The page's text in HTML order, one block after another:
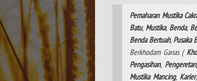
Pemaharan Mustika
Batu, Mustika, Benda,
Benda Bertuah, Pusaka
Berkhodam Ganas (
Pengasihan, Pengeretan,
Mustika Mancing, Karier